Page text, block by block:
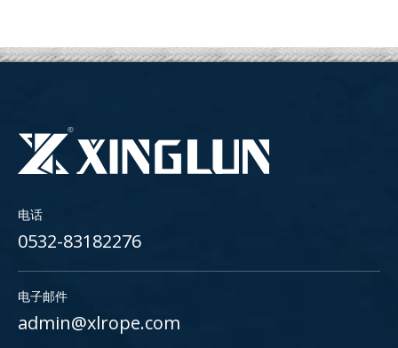
电话
0532-83182276
电子邮件
admin@xlrope.com